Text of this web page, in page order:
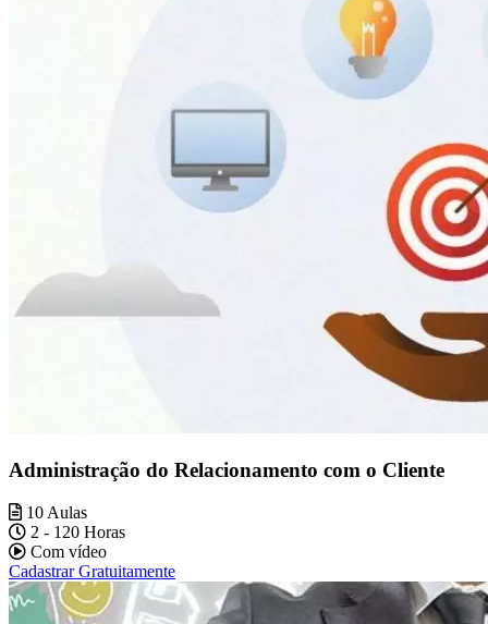
Administração do Relacionamento com o Cliente
10 Aulas
2 - 120 Horas
Com vídeo
Cadastrar Gratuitamente